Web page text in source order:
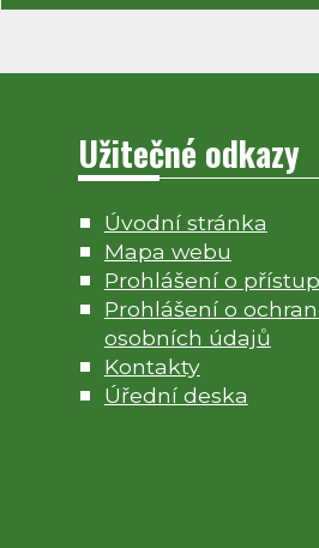
Užitečné odkazy
Úvodní stránka
Mapa webu
Prohlášení o
Prohlášení o
osobních údajů
Kontakty
Úřední deska